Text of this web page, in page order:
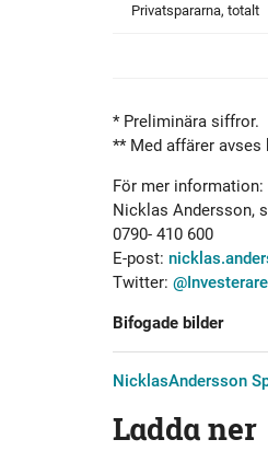
Privatspararna, totalt
* Preliminära siffror.
** Med affärer
För mer information:
Nicklas Andersson,
0790- 410 600
E-post:
Twitter:
Bifogade bilder
NicklasAndersson
Ladda ner